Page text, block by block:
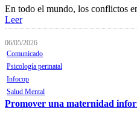
En todo el mundo, los conflictos
Leer
06/05/2026
Comunicado
Psicología perinatal
Infocop
Salud Mental
Promover una maternidad